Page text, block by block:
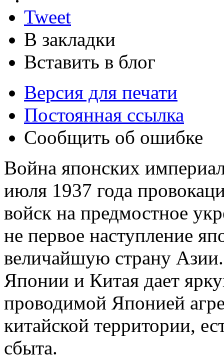
Tweet
В закладки
Вставить в блог
Версия для печати
Постоянная ссылка
Сообщить об ошибке
Война японских
июля 1937 года
войск на предмостное
не первое наступление
величайшую страну
Японии и Китая дает
проводимой Японией
китайской территории,
сбыта.